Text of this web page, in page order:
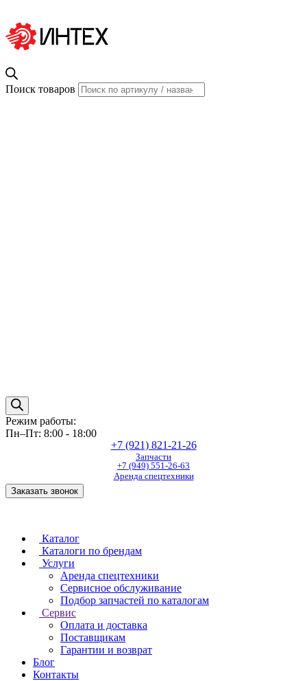
Поиск товаров
Режим работы:
Пн–Пт: 8:00 - 18:00
+7 (921) 821-21-26
Запчасти
+7 (949) 551-26-63
Аренда спецтехники
Заказать звонок
Каталог
Каталоги по брендам
Услуги
Аренда спецтехники
Сервисное обслуживание
Подбор запчастей по каталогам
Сервис
Оплата и доставка
Поставщикам
Гарантии и возврат
Блог
Контакты